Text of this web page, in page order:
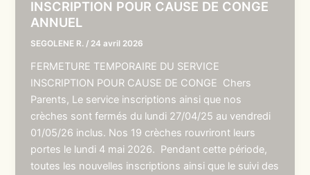
INSCRIPTION POUR CAUSE DE CONGE
ANNUEL
SEGOLENE R. / 24 avril 2026
FERMETURE TEMPORAIRE DU SERVICE
INSCRIPTION POUR CAUSE DE CONGE Chers
Parents, Le service inscriptions ainsi que nos
crèches sont fermés du lundi 27/04/25 au vendredi
01/05/26 inclus. Nos 19 crèches rouvriront leurs
portes le lundi 4 mai 2026. Pendant cette période,
toutes les nouvelles inscriptions ainsi que le suivi des